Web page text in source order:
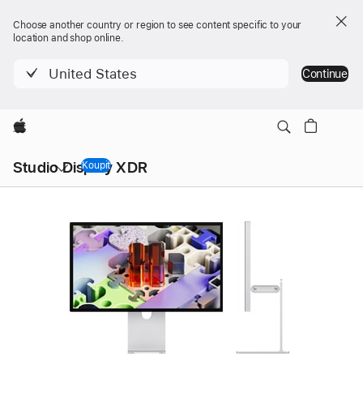
Choose another country or region to see content specific to your
location and shop online.
United States Continue
Apple
Studio Display XDR
navigace –
nabídka
KoupitStudio Display XDR
Display
Obrázek
produktu